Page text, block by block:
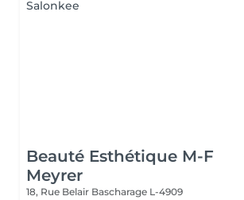
Beauté Esthétique M-F
Meyrer
18, Rue Belair Bascharage L-4909